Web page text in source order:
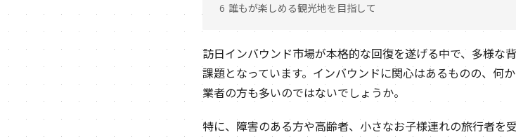
6 誰もが楽しめる観光地を目指して
訪日インバウンド市場が本格的な回復を遂げる中で、多様な
課題となっています。インバウンドに関心はあるものの、何
業者の方も多いのではないでしょうか。
特に、障害のある方や高齢者、小さなお子様連れの旅行者を